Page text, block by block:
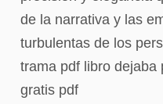
de la narrativa y las
turbulentas de los
trama pdf libro dejaba
gratis pdf